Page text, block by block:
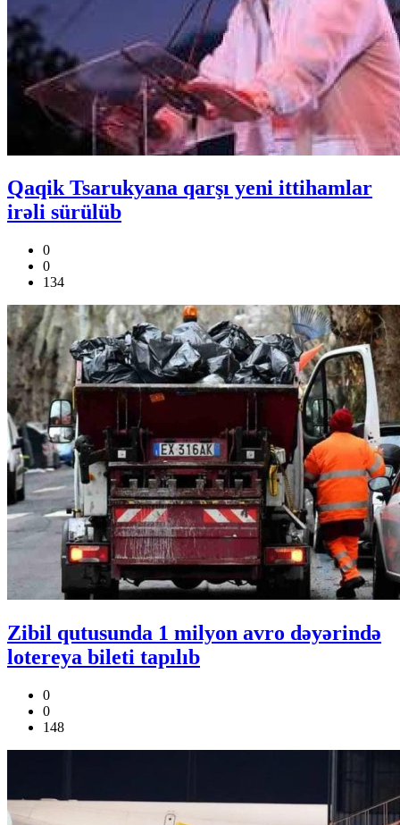
Qaqik Tsarukyana qarşı yeni ittihamlar
irəli sürülüb
0
0
134
Zibil qutusunda 1 milyon avro dəyərində
lotereya bileti tapılıb
0
0
148